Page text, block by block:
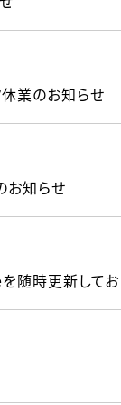
業のお知らせ
お知らせ
随時更新してお